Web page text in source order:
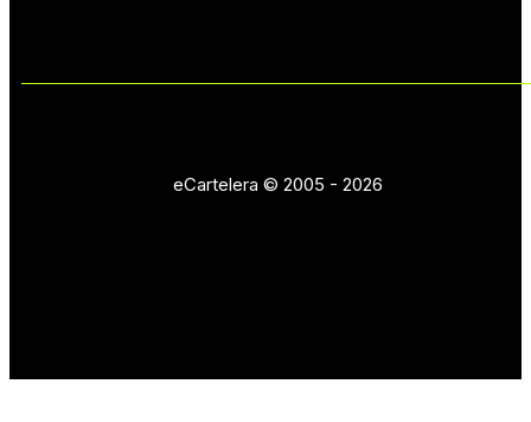
eCartelera © 2005 - 2026